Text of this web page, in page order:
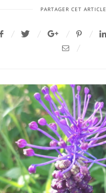
PARTAGER CET ARTICLE